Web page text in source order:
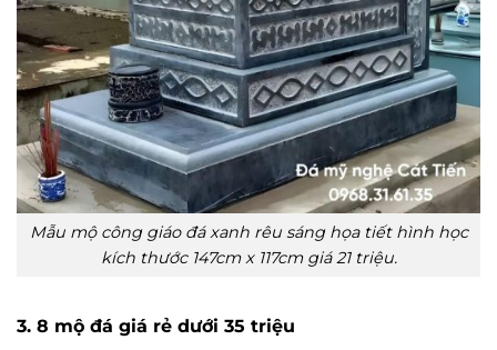
Mẫu mộ công giáo đá xanh rêu sáng họa tiết hình học
kích thước 147cm x 117cm giá 21 triệu.
3. 8 mộ đá giá rẻ dưới 35 triệu